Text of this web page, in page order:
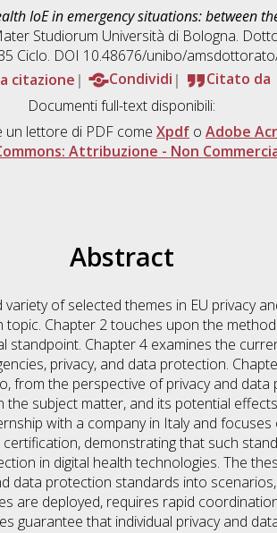
IoE in emergency situations: between
Studiorum Università di Bologna.
Ciclo. DOI 10.48676/unibo/
citazione
Condividi
Citato da
Documenti full-text disponibili:
un lettore di PDF come Xpdf o Adobe
Attribuzione - Non
Abstract
of selected themes in EU privacy
Chapter 2 touches upon the
standpoint. Chapter 4 examines the
privacy, and data protection.
from the perspective of privacy and
the subject matter, and its potential
with a company in Italy and
demonstrating that such
in digital health technologies. The
data protection standards into
are deployed, requires rapid
guarantee that individual privacy and